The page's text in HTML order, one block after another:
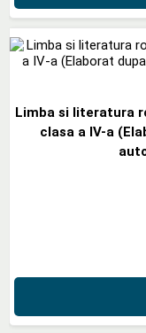
Limba si literatura
clasa a IV-a